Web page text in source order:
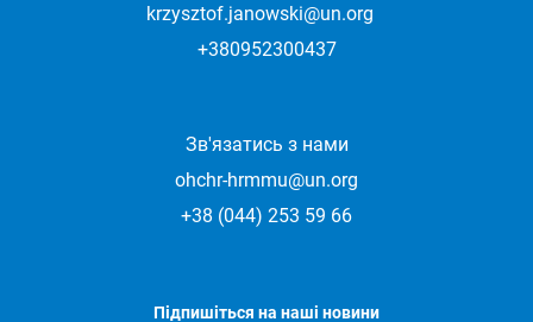
krzysztof.janowski@un.org
+380952300437
Зв'язатись з нами
ohchr-hrmmu@un.org
+38 (044) 253 59 66
Підпишіться на наші новини